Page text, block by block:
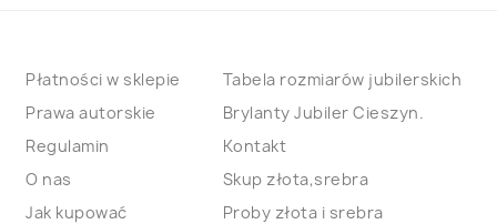
Płatności w sklepie
Prawa autorskie
Regulamin
O nas
Jak kupować
Tabela rozmiarów jubilerskich
Brylanty Jubiler Cieszyn.
Kontakt
Skup złota,srebra
Proby złota i srebra